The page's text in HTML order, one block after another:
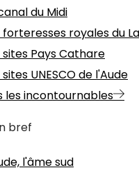
du Midi
forteresses royales du
sites Pays Cathare
sites UNESCO de l'Aude
les incontournables
bref
l'âme sud